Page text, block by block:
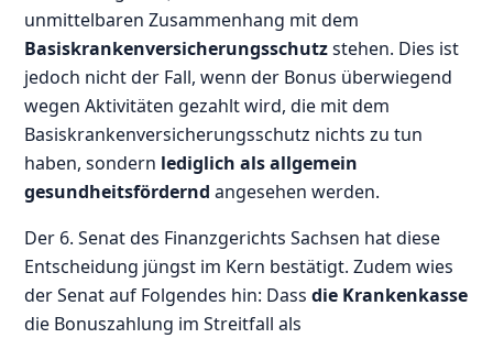
unmittelbaren Zusammenhang mit dem
Basiskrankenversicherungsschutzstehen. Dies ist
jedoch nicht der Fall, wenn der Bonus überwiegend
wegen Aktivitäten gezahlt wird, die mit dem
Basiskrankenversicherungsschutz nichts zu tun
haben, sondern lediglich als allgemein
gesundheitsfördernd angesehen werden.
Der 6. Senat des Finanzgerichts Sachsen hat diese
Entscheidung jüngst im Kern bestätigt. Zudem wies
der Senat auf Folgendes hin: Dassdie Krankenkasse
die Bonuszahlung im Streitfall als